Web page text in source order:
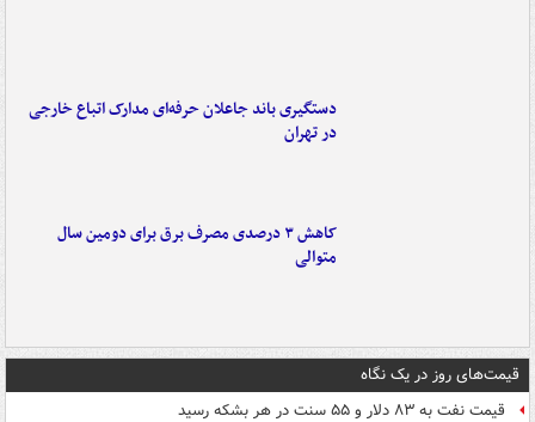
دستگیری باند جاعلان حرفه‌ای مدارک اتباع خارجی
در تهران
کاهش ۳ درصدی مصرف برق برای دومین سال
متوالی
قیمت‌های روز در یک نگاه
قیمت نفت به ۸۳ دلار و ۵۵ سنت در هر بشکه رسید